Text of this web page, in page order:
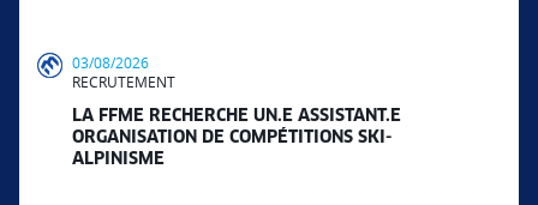
03/08/2026
RECRUTEMENT
LA FFME RECHERCHE UN.E ASSISTANT.E
ORGANISATION DE COMPÉTITIONS SKI-
ALPINISME